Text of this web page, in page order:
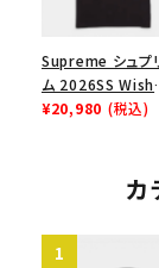
Supreme シュプ
ム 2026SS Wish
Tee ウィッシュT
¥20,980 (税込)
カ